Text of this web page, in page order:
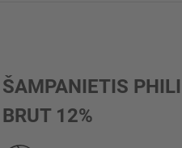
ŠAMPANIETIS
BRUT 12%